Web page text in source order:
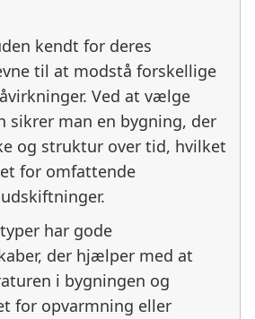
kendt for deres
til at modstå forskellige
Ved at vælge
sikrer man en bygning, der
og struktur over tid, hvilket
for omfattende
har gode
der hjælper med at
i bygningen og
for opvarmning eller